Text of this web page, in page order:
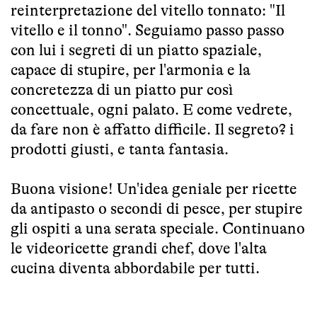
reinterpretazione del vitello tonnato: "Il
vitello e il tonno". Seguiamo passo passo
con lui i segreti di un piatto spaziale,
capace di stupire, per l'armonia e la
concretezza di un piatto pur così
concettuale, ogni palato. E come vedrete,
da fare non è affatto difficile. Il segreto? i
prodotti giusti, e tanta fantasia.
Buona visione! Un'idea geniale per ricette
da antipasto o secondi di pesce, per stupire
gli ospiti a una serata speciale. Continuano
le videoricette grandi chef, dove l'alta
cucina diventa abbordabile per tutti.